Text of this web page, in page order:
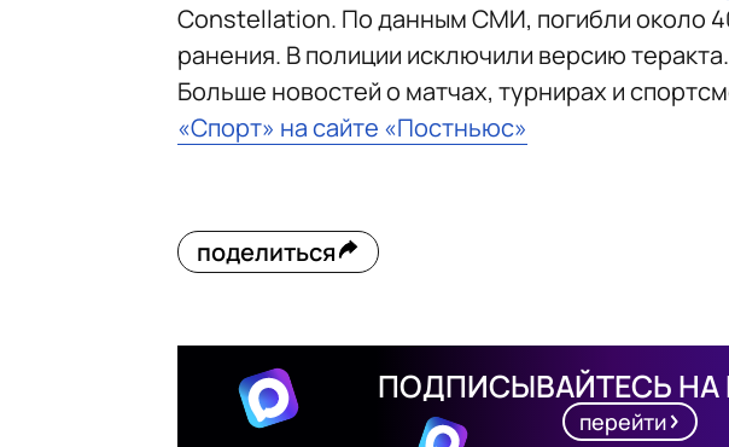
Constellation. По данным СМИ, погибли около
ранения. В полиции исключили версию теракта.
Больше новостей о матчах, турнирах и
«Спорт» на сайте «Постньюс»
поделиться
ПОДПИСЫВАЙТЕСЬ НА
перейти